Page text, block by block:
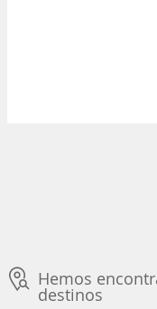
Hemos
destinos